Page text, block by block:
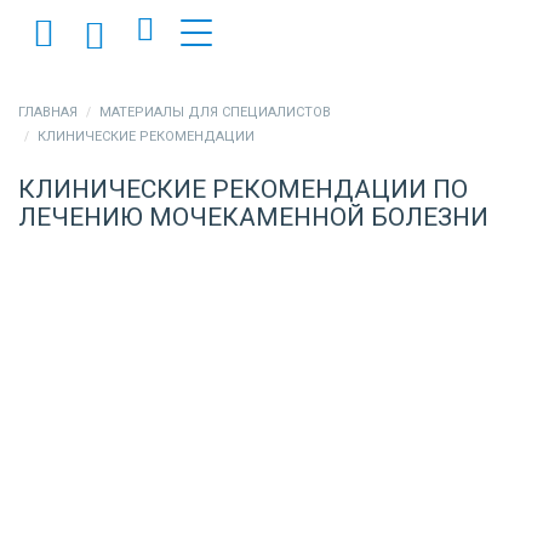
ГЛАВНАЯ
МАТЕРИАЛЫ ДЛЯ СПЕЦИАЛИСТОВ
КЛИНИЧЕСКИЕ РЕКОМЕНДАЦИИ
КЛИНИЧЕСКИЕ РЕКОМЕНДАЦИИ ПО
ЛЕЧЕНИЮ МОЧЕКАМЕННОЙ БОЛЕЗНИ